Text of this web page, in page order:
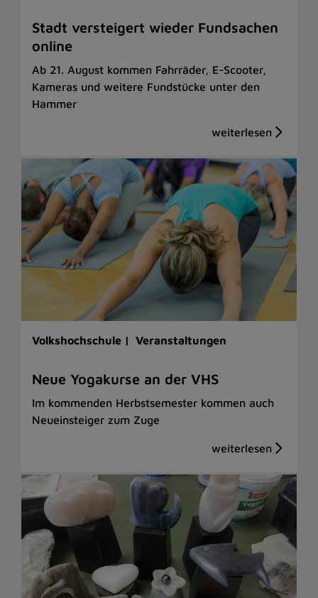
Stadt versteigert wieder Fundsachen
online
Ab 21. August kommen Fahrräder, E-Scooter,
Kameras und weitere Fundstücke unter den
Hammer
Volkshochschule | Veranstaltungen
Neue Yogakurse an der VHS
Im kommenden Herbstsemester kommen auch
Neueinsteiger zum Zuge